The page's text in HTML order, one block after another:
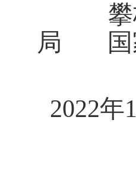
攀
局
2022年